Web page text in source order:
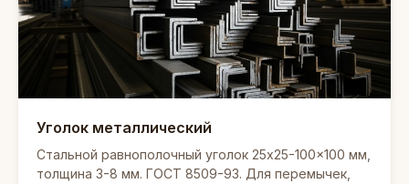
Уголок металлический
Стальной равнополочный уголок 25x25-100x100 мм,
толщина 3-8 мм. ГОСТ 8509-93. Для перемычек,